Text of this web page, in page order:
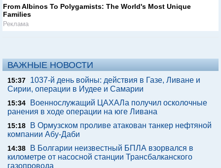
From Albinos To Polygamists: The World's Most Unique
Families
Реклама
ВАЖНЫЕ НОВОСТИ
15:37
1037-й день войны: действия в Газе, Ливане и
Сирии, операции в Иудее и Самарии
15:34
Военнослужащий ЦАХАЛа получил осколочные
ранения в ходе операции на юге Ливана
15:18
В Ормузском проливе атакован танкер нефтяной
компании Абу-Даби
14:38
В Болгарии неизвестный БПЛА взорвался в
километре от насосной станции Трансбалканского
газопровода